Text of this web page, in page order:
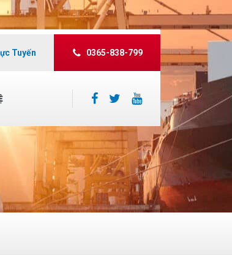
Tuyến 0365-838-799